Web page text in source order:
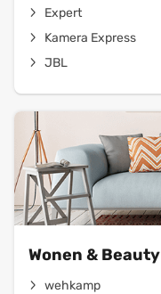
Expert
Kamera Express
JBL
Wonen & Beauty
wehkamp